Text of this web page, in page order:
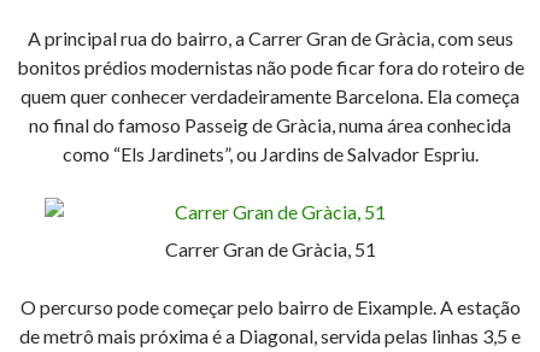
A principal rua do bairro, a Carrer Gran de Gràcia, com seus
bonitos prédios modernistas não pode ficar fora do roteiro de
quem quer conhecer verdadeiramente Barcelona. Ela começa
no final do famoso Passeig de Gràcia, numa área conhecida
como “Els Jardinets”, ou Jardins de Salvador Espriu.
Carrer Gran de Gràcia, 51
O percurso pode começar pelo bairro de Eixample. A estação
de metrô mais próxima é a Diagonal, servida pelas linhas 3,5 e